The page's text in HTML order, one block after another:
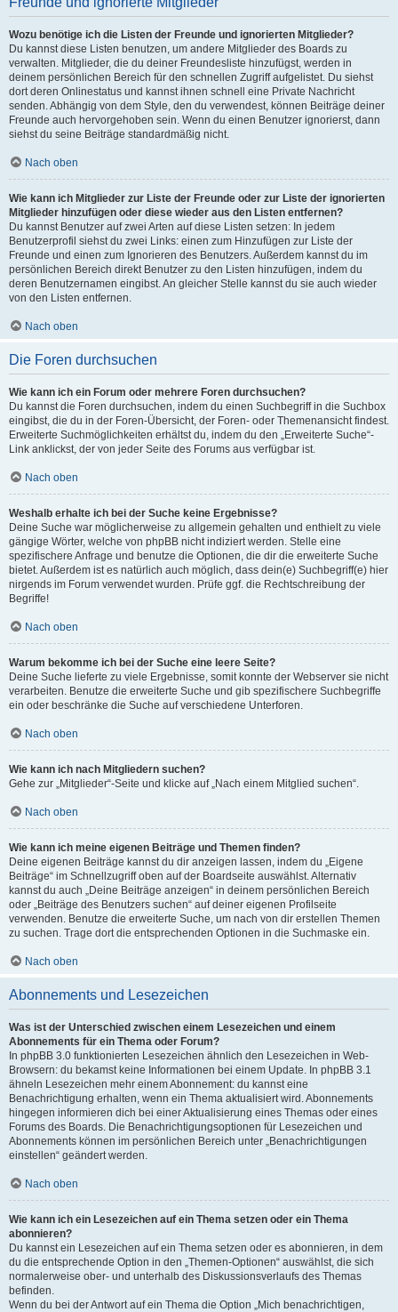
Wozu benötige ich die Listen der Freunde und ignorierten Mitglieder?
Du kannst diese Listen benutzen, um andere Mitglieder des Boards zu
verwalten. Mitglieder, die du deiner Freundesliste hinzufügst, werden in
deinem persönlichen Bereich für den schnellen Zugriff aufgelistet. Du siehst
dort deren Onlinestatus und kannst ihnen schnell eine Private Nachricht
senden. Abhängig von dem Style, den du verwendest, können Beiträge deiner
Freunde auch hervorgehoben sein. Wenn du einen Benutzer ignorierst, dann
siehst du seine Beiträge standardmäßig nicht.
Nach oben
Wie kann ich Mitglieder zur Liste der Freunde oder zur Liste der ignorierten
Mitglieder hinzufügen oder diese wieder aus den Listen entfernen?
Du kannst Benutzer auf zwei Arten auf diese Listen setzen: In jedem
Benutzerprofil siehst du zwei Links: einen zum Hinzufügen zur Liste der
Freunde und einen zum Ignorieren des Benutzers. Außerdem kannst du im
persönlichen Bereich direkt Benutzer zu den Listen hinzufügen, indem du
deren Benutzernamen eingibst. An gleicher Stelle kannst du sie auch wieder
von den Listen entfernen.
Nach oben
Die Foren durchsuchen
Wie kann ich ein Forum oder mehrere Foren durchsuchen?
Du kannst die Foren durchsuchen, indem du einen Suchbegriff in die Suchbox
eingibst, die du in der Foren-Übersicht, der Foren- oder Themenansicht findest.
Erweiterte Suchmöglichkeiten erhältst du, indem du den „Erweiterte Suche“-
Link anklickst, der von jeder Seite des Forums aus verfügbar ist.
Nach oben
Weshalb erhalte ich bei der Suche keine Ergebnisse?
Deine Suche war möglicherweise zu allgemein gehalten und enthielt zu viele
gängige Wörter, welche von phpBB nicht indiziert werden. Stelle eine
spezifischere Anfrage und benutze die Optionen, die dir die erweiterte Suche
bietet. Außerdem ist es natürlich auch möglich, dass dein(e) Suchbegriff(e) hier
nirgends im Forum verwendet wurden. Prüfe ggf. die Rechtschreibung der
Begriffe!
Nach oben
Warum bekomme ich bei der Suche eine leere Seite?
Deine Suche lieferte zu viele Ergebnisse, somit konnte der Webserver sie nicht
verarbeiten. Benutze die erweiterte Suche und gib spezifischere Suchbegriffe
ein oder beschränke die Suche auf verschiedene Unterforen.
Nach oben
Wie kann ich nach Mitgliedern suchen?
Gehe zur „Mitglieder“-Seite und klicke auf „Nach einem Mitglied suchen“.
Nach oben
Wie kann ich meine eigenen Beiträge und Themen finden?
Deine eigenen Beiträge kannst du dir anzeigen lassen, indem du „Eigene
Beiträge“ im Schnellzugriff oben auf der Boardseite auswählst. Alternativ
kannst du auch „Deine Beiträge anzeigen“ in deinem persönlichen Bereich
oder „Beiträge des Benutzers suchen“ auf deiner eigenen Profilseite
verwenden. Benutze die erweiterte Suche, um nach von dir erstellen Themen
zu suchen. Trage dort die entsprechenden Optionen in die Suchmaske ein.
Nach oben
Abonnements und Lesezeichen
Was ist der Unterschied zwischen einem Lesezeichen und einem
Abonnements für ein Thema oder Forum?
In phpBB 3.0 funktionierten Lesezeichen ähnlich den Lesezeichen in Web-
Browsern: du bekamst keine Informationen bei einem Update. In phpBB 3.1
ähneln Lesezeichen mehr einem Abonnement: du kannst eine
Benachrichtigung erhalten, wenn ein Thema aktualisiert wird. Abonnements
hingegen informieren dich bei einer Aktualisierung eines Themas oder eines
Forums des Boards. Die Benachrichtigungsoptionen für Lesezeichen und
Abonnements können im persönlichen Bereich unter „Benachrichtigungen
einstellen“ geändert werden.
Nach oben
Wie kann ich ein Lesezeichen auf ein Thema setzen oder ein Thema
abonnieren?
Du kannst ein Lesezeichen auf ein Thema setzen oder es abonnieren, in dem
du die entsprechende Option in den „Themen-Optionen“ auswählst, die sich
normalerweise ober- und unterhalb des Diskussionsverlaufs des Themas
befinden.
Wenn du bei der Antwort auf ein Thema die Option „Mich benachrichtigen,